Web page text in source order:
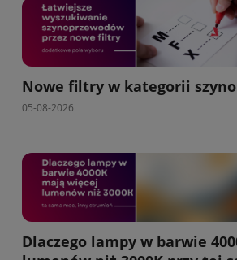
Nowe filtry w kategorii
05-08-2026
Dlaczego lampy w barwie